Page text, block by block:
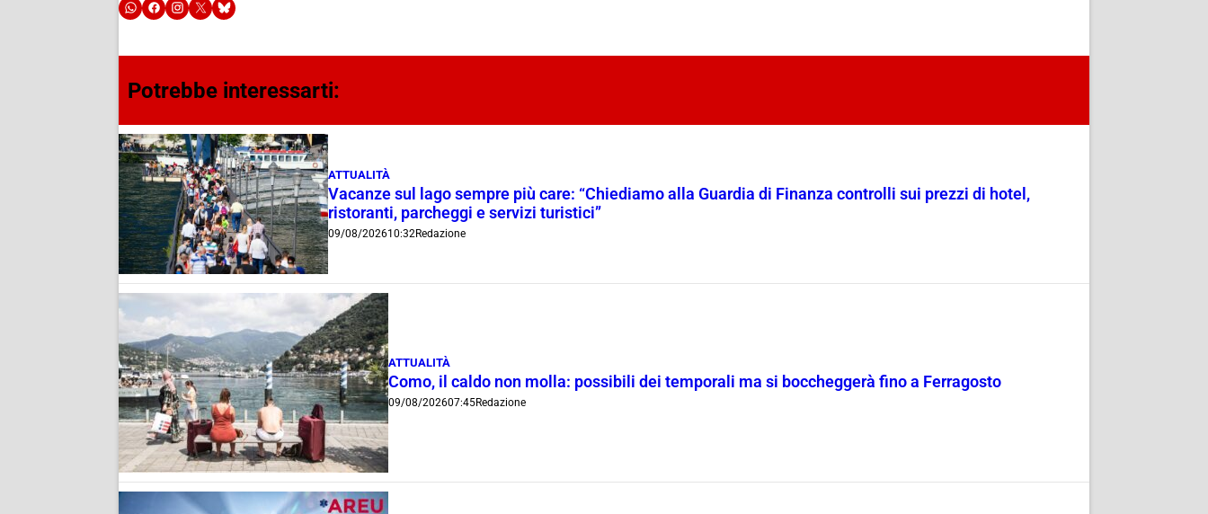
Potrebbe interessarti:
ATTUALITÀ
Vacanze sul lago sempre più care: “Chiediamo alla Guardia di Finanza controlli sui prezzi di hotel,
ristoranti, parcheggi e servizi turistici”
09/08/202610:32Redazione
ATTUALITÀ
Como, il caldo non molla: possibili dei temporali ma si boccheggerà fino a Ferragosto
09/08/202607:45Redazione